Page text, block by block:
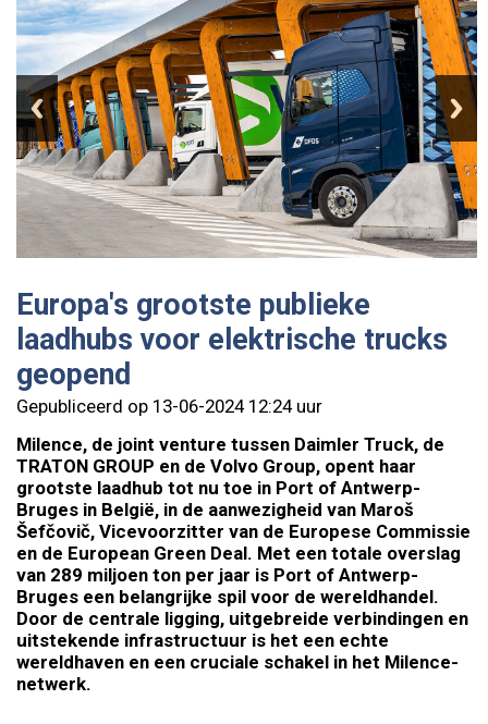
Europa's grootste publieke
laadhubs voor elektrische trucks
geopend
Gepubliceerd op 13-06-2024 12:24 uur
Milence, de joint venture tussen Daimler Truck, de
TRATON GROUP en de Volvo Group, opent haar
grootste laadhub tot nu toe in Port of Antwerp-
Bruges in België, in de aanwezigheid van Maroš
Šefčovič, Vicevoorzitter van de Europese Commissie
en de European Green Deal. Met een totale overslag
van 289 miljoen ton per jaar is Port of Antwerp-
Bruges een belangrijke spil voor de wereldhandel.
Door de centrale ligging, uitgebreide verbindingen en
uitstekende infrastructuur is het een echte
wereldhaven en een cruciale schakel in het Milence-
netwerk.